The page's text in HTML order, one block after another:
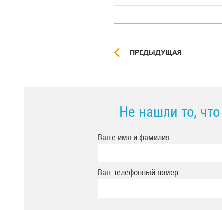
ПРЕДЫДУЩАЯ
Не нашли то,
Ваше имя и фамилия
Ваш телефонный номер